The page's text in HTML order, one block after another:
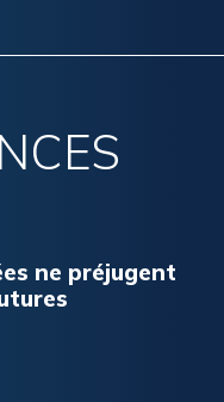
ne préjugent